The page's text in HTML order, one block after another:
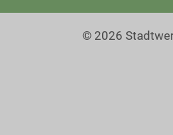
© 2026